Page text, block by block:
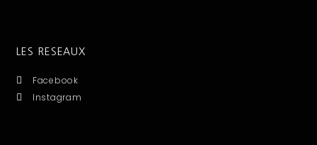
LES RESEAUX
Facebook
Instagram